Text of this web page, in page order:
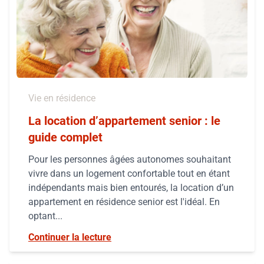
Vie en résidence
La location d’appartement senior : le
guide complet
Pour les personnes âgées autonomes souhaitant
vivre dans un logement confortable tout en étant
indépendants mais bien entourés, la location d’un
appartement en résidence senior est l'idéal. En
optant...
Continuer la lecture